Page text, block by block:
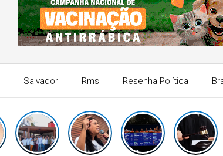
Salvador Rms Resenha Política